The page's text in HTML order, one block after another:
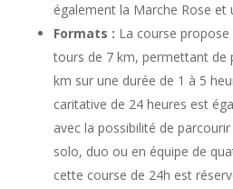
également la Marche Rose et
Formats : La course
tours de 7 km, permettant de
km sur une durée de 1 à 5
caritative de 24 heures est
avec la possibilité de parcourir
solo, duo ou en équipe de
cette course de 24h est